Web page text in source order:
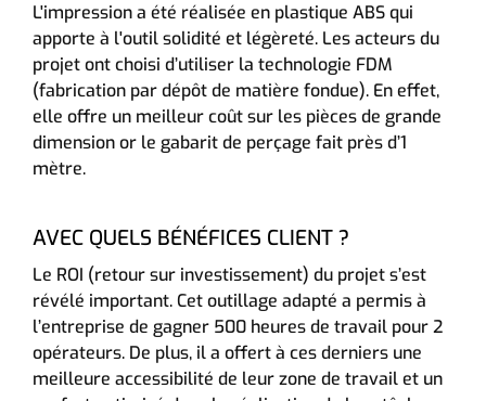
L'impression a été réalisée en plastique ABS qui
apporte à l'outil solidité et légèreté. Les acteurs du
projet ont choisi d’utiliser la technologie FDM
(fabrication par dépôt de matière fondue). En effet,
elle offre un meilleur coût sur les pièces de grande
dimension or le gabarit de perçage fait près d’1
mètre.
AVEC QUELS BÉNÉFICES CLIENT ?
Le ROI (retour sur investissement) du projet s’est
révélé important. Cet outillage adapté a permis à
l’entreprise de gagner 500 heures de travail pour 2
opérateurs. De plus, il a offert à ces derniers une
meilleure accessibilité de leur zone de travail et un